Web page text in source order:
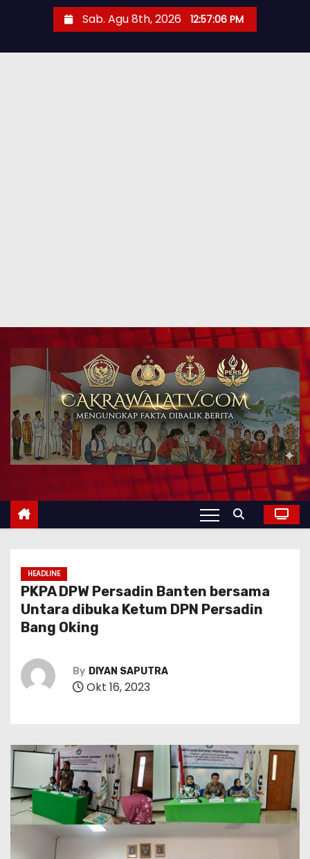
Sab. Agu 8th, 2026 12:57:07 PM
HEADLINE
PKPA DPW Persadin Banten bersama
Untara dibuka Ketum DPN Persadin
Bang Oking
By DIYAN SAPUTRA
Okt 16, 2023